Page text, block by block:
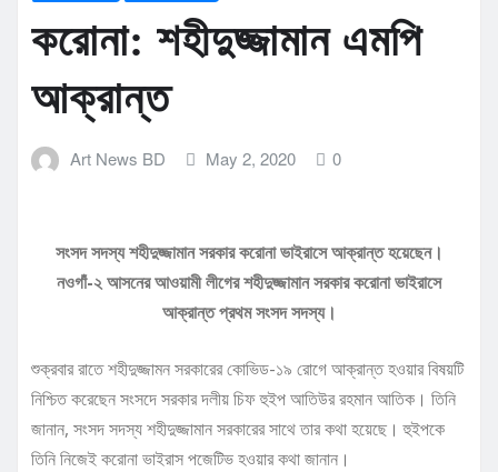
করোনা: শহীদুজ্জামান এমপি
আক্রান্ত
Art News BD May 2, 2020 0
সংসদ সদস্য শহীদুজ্জামান সরকার করোনা ভাইরাসে আক্রান্ত হয়েছেন।
নওগাঁ-২ আসনের আওয়ামী লীগের শহীদুজ্জামান সরকার করোনা ভাইরাসে
আক্রান্ত প্রথম সংসদ সদস্য।
শুক্রবার রাতে শহীদুজ্জামন সরকারের কোভিড-১৯ রোগে আক্রান্ত হওয়ার বিষয়টি
নিশ্চিত করেছেন সংসদে সরকার দলীয় চিফ হুইপ আতিউর রহমান আতিক। তিনি
জানান, সংসদ সদস্য শহীদুজ্জামান সরকারের সাথে তার কথা হয়েছে। হুইপকে
তিনি নিজেই করোনা ভাইরাস পজেটিভ হওয়ার কথা জানান।